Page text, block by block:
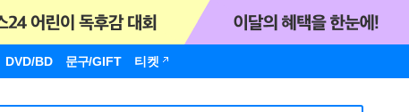
DVD/BD 문구/GIFT 티켓